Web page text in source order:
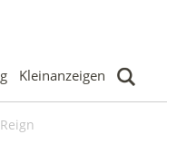
Kleinanzeigen